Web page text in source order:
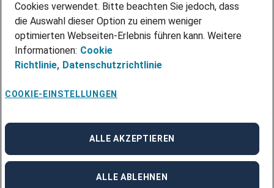
KONTAKT
@Adecco 2026
IMPRESSUM
DATENSCHUTZ
NUTZUNGSBEDINGUNGEN
COOKIE-RICHTLINIEN
BESCHWERDESTELLE
linkedinFacebook
Instagram
Cookies verwendet. Bitte beachten Sie jedoch, dass
die Auswahl dieser Option zu einem weniger
optimierten Webseiten-Erlebnis führen kann. Weitere
Informationen: Cookie
Richtlinie, Datenschutzrichtlinie
COOKIE-EINSTELLUNGEN
ALLE ABLEHNEN
ALLE AKZEPTIEREN